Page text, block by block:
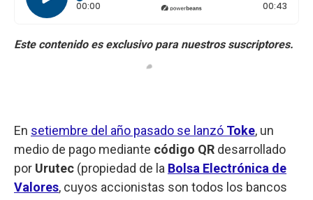
00:00 Tiempo transcurrido: 0 segundos 00:43
En setiembre del año pasado se lanzó Toke, un
medio de pago mediante código QR desarrollado
por Urutec (propiedad de la Bolsa Electrónica de
Valores, cuyos accionistas son todos los bancos